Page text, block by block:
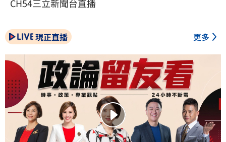
CH54三立新聞台直播
現正直播 更多